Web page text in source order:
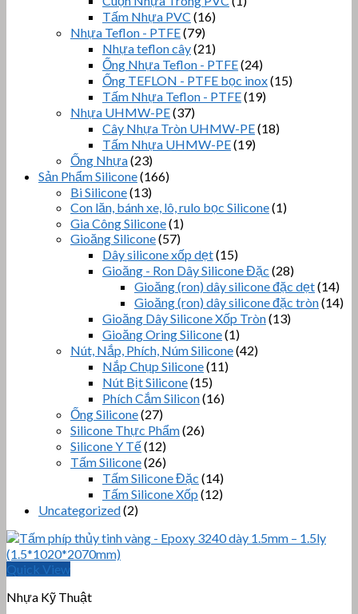
Tấm Nhựa PVC (16)
Nhựa Teflon - PTFE(79)
Nhựa teflon cây(21)
Ống Nhựa Teflon - PTFE(24)
Ống TEFLON - PTFE bọc inox(15)
Tấm Nhựa Teflon - PTFE(19)
Nhựa UHMW-PE(37)
Cây Nhựa Tròn UHMW-PE(18)
Tấm Nhựa UHMW-PE(19)
Ống Nhựa(23)
Sản Phẩm Silicone(166)
Bi Silicone(13)
Con lăn, bánh xe, lô, rulo bọc Silicone(1)
Gia Công Silicone(1)
Gioăng Silicone(57)
Dây silicone xốp dẹt(15)
Gioăng - Ron Dây Silicone Đặc (28)
Gioăng (ron) dây silicone đặc dẹt(14)
Gioăng (ron) dây silicone đặc tròn(14)
Gioăng Dây Silicone Xốp Tròn(13)
Gioăng Oring Silicone(1)
Nút, Nắp, Phích, Núm Silicone(42)
Nắp Chụp Silicone(11)
Nút Bịt Silicone(15)
Phích Cắm Silicon(16)
Ống Silicone(27)
Silicone Thực Phẩm(26)
Silicone Y Tế(12)
Tấm Silicone(26)
Tấm Silicone Đặc (14)
Tấm Silicone Xốp (12)
Uncategorized(2)
Quick View
Nhựa Kỹ Thuật